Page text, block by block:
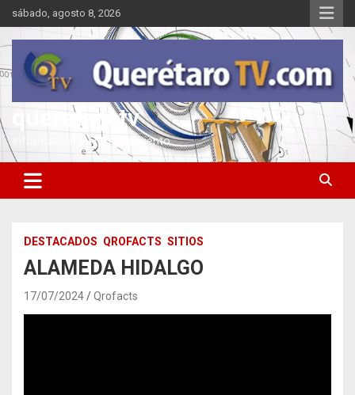
Saltar
al
contenido
sábado, agosto 8, 2026
queretarotv
Información y entretenimiento
DESTACADOS QROFACTS SITIOS
ALAMEDA HIDALGO
17/07/2024 Qrofacts